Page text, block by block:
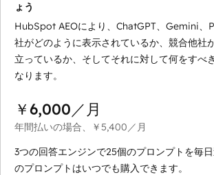
ょう
HubSpot AEOにより、ChatGPT、Gemini、
社がどのように表示されているか、競合他社
立っているか、そしてそれに対して何をすべ
なります。
￥6,000／月
年間払いの場合、 ￥5,400／月
3つの回答エンジンで25個のプロンプトを毎
のプロンプトはいつでも購入できます。